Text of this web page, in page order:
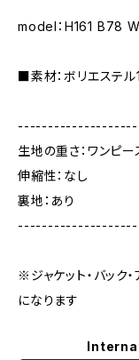
model：H161 B78
■素材：ボリエステ
生地の重さ：ワンピー
伸縮性：なし
裏地：あり
※ジャケット・バック
になります